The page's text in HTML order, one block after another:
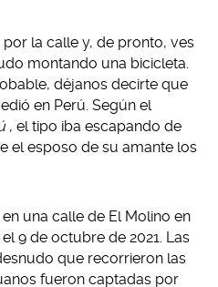
la calle y, de pronto, ves
montando una bicicleta.
déjanos decirte que
en Perú. Según el
, el tipo iba escapando de
el esposo de su amante los
una calle de El Molino en
9 de octubre de 2021. Las
que recorrieron las
fueron captadas por